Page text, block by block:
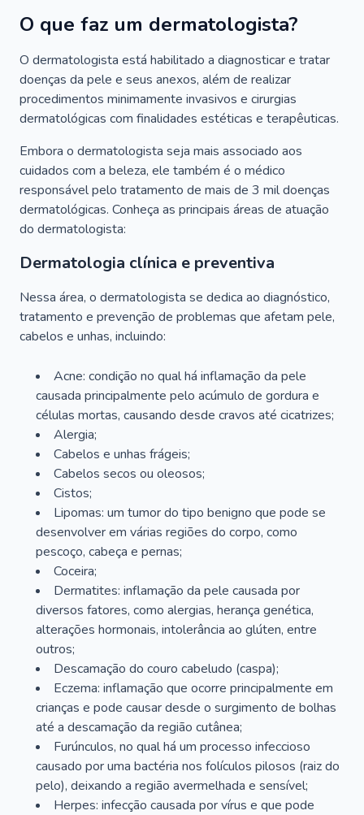
O que faz um dermatologista?
O dermatologista está habilitado a diagnosticar e tratar
doenças da pele e seus anexos, além de realizar
procedimentos minimamente invasivos e cirurgias
dermatológicas com finalidades estéticas e terapêuticas.
Embora o dermatologista seja mais associado aos
cuidados com a beleza, ele também é o médico
responsável pelo tratamento de mais de 3 mil doenças
dermatológicas. Conheça as principais áreas de atuação
do dermatologista:
Dermatologia clínica e preventiva
Nessa área, o dermatologista se dedica ao diagnóstico,
tratamento e prevenção de problemas que afetam pele,
cabelos e unhas, incluindo:
Acne: condição no qual há inflamação da pele
causada principalmente pelo acúmulo de gordura e
células mortas, causando desde cravos até cicatrizes;
Alergia;
Cabelos e unhas frágeis;
Cabelos secos ou oleosos;
Cistos;
Lipomas: um tumor do tipo benigno que pode se
desenvolver em várias regiões do corpo, como
pescoço, cabeça e pernas;
Coceira;
Dermatites: inflamação da pele causada por
diversos fatores, como alergias, herança genética,
alterações hormonais, intolerância ao glúten, entre
outros;
Descamação do couro cabeludo (caspa);
Eczema: inflamação que ocorre principalmente em
crianças e pode causar desde o surgimento de bolhas
até a descamação da região cutânea;
Furúnculos, no qual há um processo infeccioso
causado por uma bactéria nos folículos pilosos (raiz do
pelo), deixando a região avermelhada e sensível;
Herpes: infecção causada por vírus e que pode